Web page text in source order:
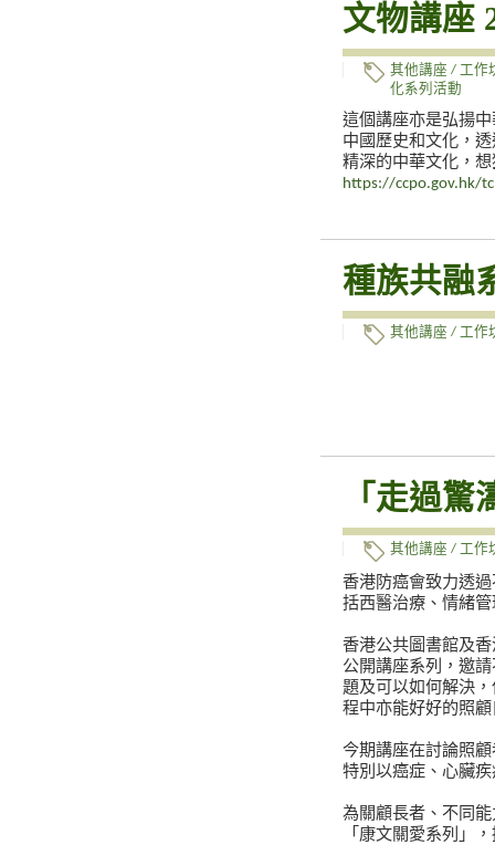
文物講座
其他講座 / 工作
化系列活動
這個講座亦是弘揚
中國歷史和文化，
精深的中華文化，
https://ccpo.gov.hk/tc
種族共融
其他講座 / 工作
「走過
其他講座 / 工作
香港防癌會致力透
括西醫治療、情緒
香港公共圖書館及
公開講座系列，邀
題及可以如何解決
程中亦能好好的照
今期講座在討論照
特別以癌症、心臟
為關顧長者、不同
「康文關愛系列」